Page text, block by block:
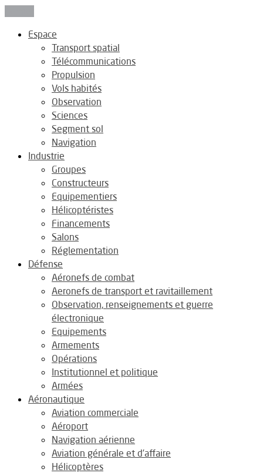
Espace
Transport spatial
Télécommunications
Propulsion
Vols habités
Observation
Sciences
Segment sol
Navigation
Industrie
Groupes
Constructeurs
Equipementiers
Hélicoptéristes
Financements
Salons
Réglementation
Défense
Aéronefs de combat
Aeronefs de transport et ravitaillement
Observation, renseignements et guerre
électronique
Equipements
Armements
Opérations
Institutionnel et politique
Armées
Aéronautique
Aviation commerciale
Aéroport
Navigation aérienne
Aviation générale et d’affaire
Hélicoptères